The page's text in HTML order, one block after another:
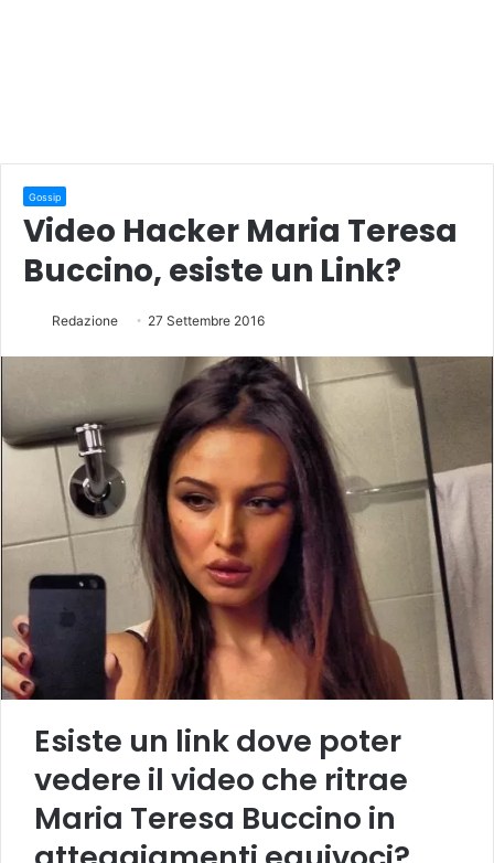
Gossip
Video Hacker Maria Teresa
Buccino, esiste un Link?
Redazione 27 Settembre 2016
Esiste un link dove poter
vedere il video che ritrae
Maria Teresa Buccino in